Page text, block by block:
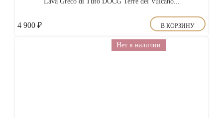
4 900 ₽ В КОРЗИНУ
Нет в наличии